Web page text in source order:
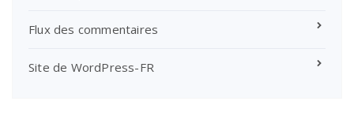
Flux des commentaires
Site de WordPress-FR